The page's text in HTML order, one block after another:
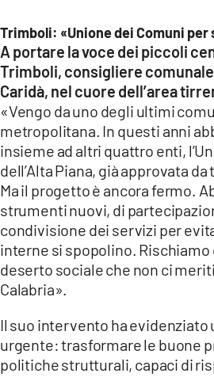
Trimboli: «Unione dei Comuni per
A portare la voce dei piccoli
Trimboli, consigliere comunale
Caridà, nel cuore dell’area
«Vengo da uno degli ultimi
metropolitana. In questi anni
insieme ad altri quattro enti,
dell’Alta Piana, già approvata
Ma il progetto è ancora fermo.
strumenti nuovi, di
condivisione dei servizi per
interne si spopolino. Rischiamo
deserto sociale che non ci
Calabria».
Il suo intervento ha evidenziato
urgente: trasformare le buone
politiche strutturali, capaci di